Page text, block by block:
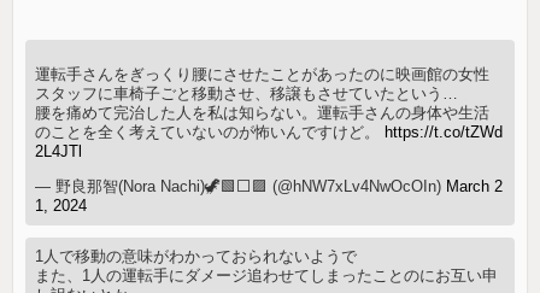
運転手さんをぎっくり腰にさせたことがあったのに映画館の女性
スタッフに車椅子ごと移動させ、移譲もさせていたという…
腰を痛めて完治した人を私は知らない。運転手さんの身体や生活
のことを全く考えていないのが怖いんですけど。 https://t.co/tZWd
2L4JTl
— 野良那智(Nora Nachi)🦖🟩⬜🟪 (@hNW7xLv4NwOcOIn) March 2
1, 2024
1人で移動の意味がわかっておられないようで
また、1人の運転手にダメージ追わせてしまったことのにお互い申